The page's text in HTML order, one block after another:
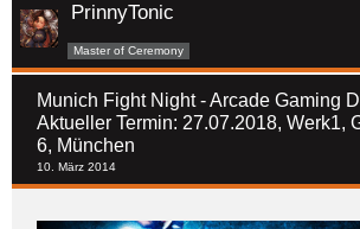
PrinnyTonic
Master of Ceremony
Munich Fight Night - Arcade Gaming
Aktueller Termin: 27.07.2018, Werk1,
6, München
10. März 2014